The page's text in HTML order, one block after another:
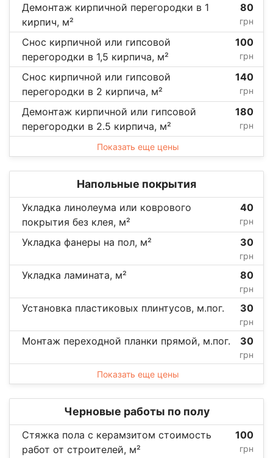
Демонтаж кирпичной перегородки в 1
кирпич, м²
80
грн
Снос кирпичной или гипсовой
перегородки в 1,5 кирпича, м²
100
грн
Снос кирпичной или гипсовой
перегородки в 2 кирпича, м²
140
грн
Демонтаж кирпичной или гипсовой
перегородки в 2.5 кирпича, м²
180
грн
Показать еще цены
Напольные покрытия
Укладка линолеума или коврового
покрытия без клея, м²
40
грн
Укладка фанеры на пол, м² 30
грн
Укладка ламината, м² 80
грн
Установка пластиковых плинтусов, м.пог. 30
грн
Монтаж переходной планки прямой, м.пог. 30
грн
Показать еще цены
Черновые работы по полу
Стяжка пола с керамзитом стоимость
работ от строителей, м²
100
грн